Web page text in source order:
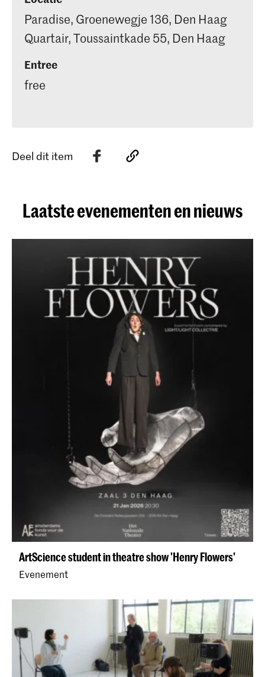
Paradise, Groenewegje 136, Den Haag
Quartair, Toussaintkade 55, Den Haag
Entree
free
Deel dit item
Laatste evenementen en nieuws
ArtScience student in theatre show 'Henry Flowers'
Evenement